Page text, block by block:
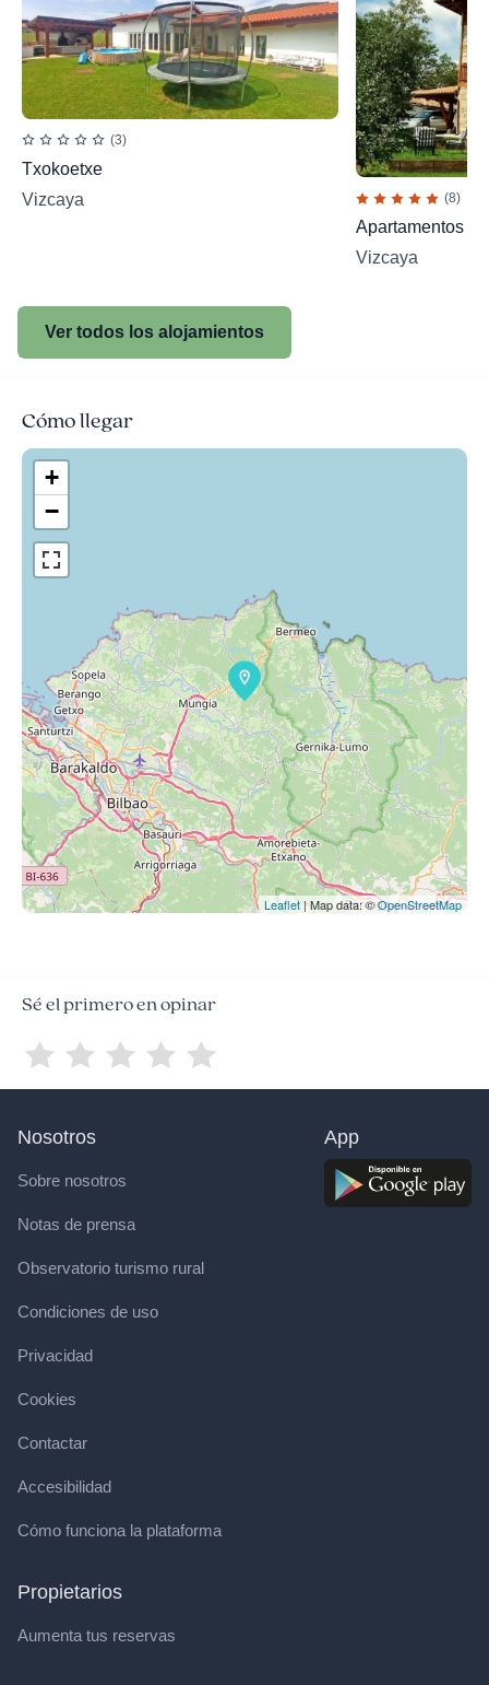
(3)
Txokoetxe
Vizcaya
(8)
Apartamentos
Vizcaya
Ver todos los alojamientos
Cómo llegar
+
−
Leaflet | Map data: ©OpenStreetMap
Sé el primero en opinar
Nosotros
Sobre nosotros
Notas de prensa
Observatorio turismo rural
Condiciones de uso
Privacidad
Cookies
Contactar
Accesibilidad
Cómo funciona la plataforma
Propietarios
Aumenta tus reservas
App